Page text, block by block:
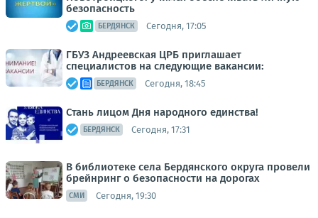
безопасность
БЕРДЯНСК Сегодня, 17:05
ГБУЗ Андреевская ЦРБ приглашает
специалистов на следующие вакансии:
БЕРДЯНСК Сегодня, 18:45
Стань лицом Дня народного единства!
БЕРДЯНСК Сегодня, 17:31
В библиотеке села Бердянского округа провели
брейнринг о безопасности на дорогах
СМИ Сегодня, 19:30